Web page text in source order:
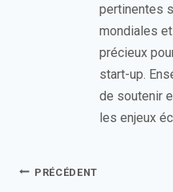
pertinentes
mondiales
précieux
start-up.
de soutenir
les enjeux
Navigation
PRÉCÉDENT